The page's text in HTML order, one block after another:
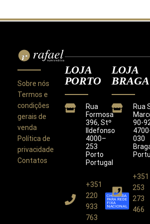
Este site utiliza cookies para melhorar
Ao utilizar este site concorda com a
Sobre nós
Termos e
condições
gerais de
venda
Política de
privacidade
Contatos
LOJA
PORTO
Rua
Formosa
396, Stº
Ildefonso
4000–
253
Porto
Portugal
+351
220
933
763
CHAMADA
PARA REDE
FIXA
NACIONAL
LOJA
BRAGA
Rua
90-
030
+351
253
273
466